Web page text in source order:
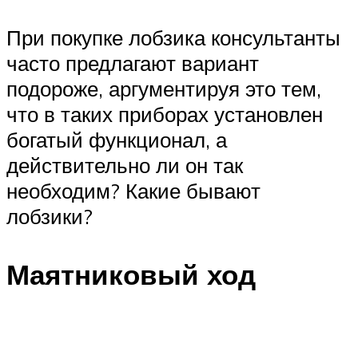
При покупке лобзика консультанты
часто предлагают вариант
подороже, аргументируя это тем,
что в таких приборах установлен
богатый функционал, а
действительно ли он так
необходим? Какие бывают
лобзики?
Маятниковый ход